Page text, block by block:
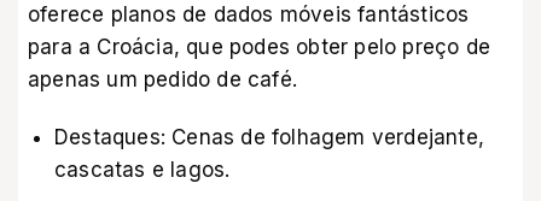
oferece planos de dados móveis fantásticos
para a Croácia, que podes obter pelo preço de
apenas um pedido de café.
Destaques: Cenas de folhagem verdejante,
cascatas e lagos.